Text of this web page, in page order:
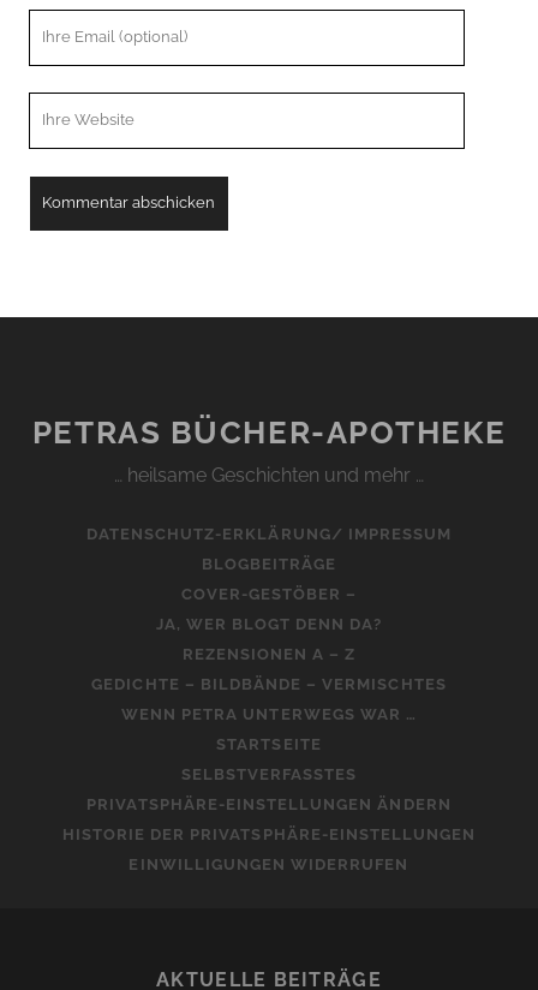
PETRAS BÜCHER-APOTHEKE
… heilsame Geschichten und mehr …
DATENSCHUTZ-ERKLÄRUNG/ IMPRESSUM
BLOGBEITRÄGE
COVER-GESTÖBER –
JA, WER BLOGT DENN DA?
REZENSIONEN A – Z
GEDICHTE – BILDBÄNDE – VERMISCHTES
WENN PETRA UNTERWEGS WAR …
STARTSEITE
SELBSTVERFASSTES
PRIVATSPHÄRE-EINSTELLUNGEN ÄNDERN
HISTORIE DER PRIVATSPHÄRE-EINSTELLUNGEN
EINWILLIGUNGEN WIDERRUFEN
AKTUELLE BEITRÄGE